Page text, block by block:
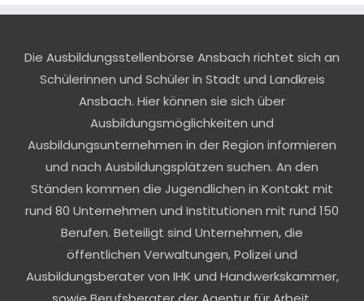
Die Ausbildungsstellenbörse Ansbach richtet sich an
Schülerinnen und Schüler in Stadt und Landkreis
Ansbach. Hier können sie sich über
Ausbildungsmöglichkeiten und
Ausbildungsunternehmen in der Region informieren
und nach Ausbildungsplätzen suchen. An den
Ständen kommen die Jugendlichen in Kontakt mit
rund 80 Unternehmen und Institutionen mit rund 150
Berufen. Beteiligt sind Unternehmen, die
öffentlichen Verwaltungen, Polizei und
Ausbildungsberater von IHK und Handwerkskammer,